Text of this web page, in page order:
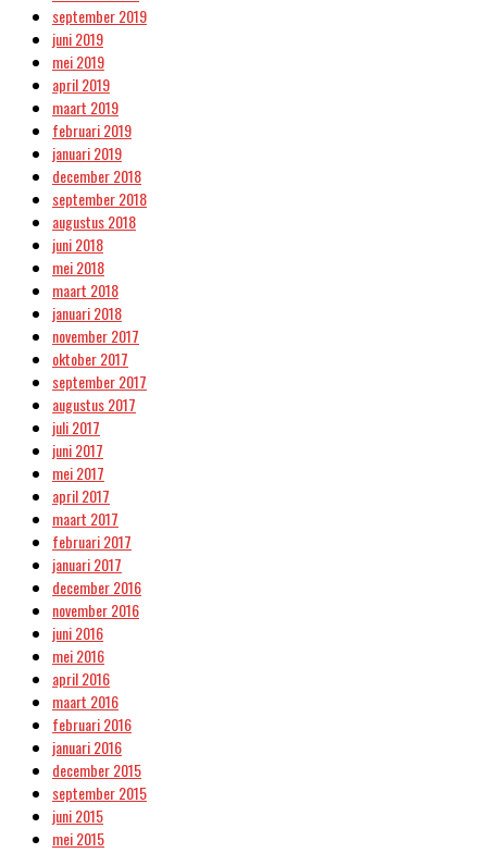
september 2019
juni 2019
mei 2019
april 2019
maart 2019
februari 2019
januari 2019
december 2018
september 2018
augustus 2018
juni 2018
mei 2018
maart 2018
januari 2018
november 2017
oktober 2017
september 2017
augustus 2017
juli 2017
juni 2017
mei 2017
april 2017
maart 2017
februari 2017
januari 2017
december 2016
november 2016
juni 2016
mei 2016
april 2016
maart 2016
februari 2016
januari 2016
december 2015
september 2015
juni 2015
mei 2015